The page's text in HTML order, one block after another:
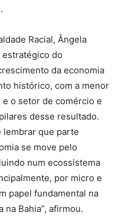
Racial, Ângela
estratégico do
da economia
histórico, com a menor
o setor de comércio e
desse resultado.
lembrar que parte
se move pelo
num ecossistema
por micro e
papel fundamental na
Bahia”, afirmou.